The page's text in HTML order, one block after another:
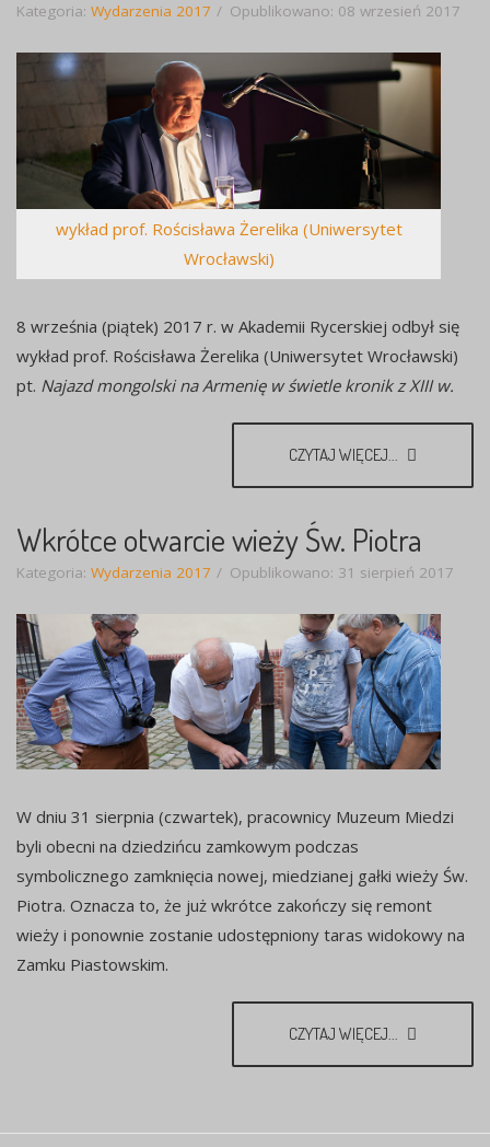
Kategoria: Wydarzenia 2017 Opublikowano: 08 wrzesień 2017
wykład prof. Rościsława Żerelika (Uniwersytet
Wrocławski)
8 września (piątek) 2017 r. w Akademii Rycerskiej odbył się
wykład prof. Rościsława Żerelika (Uniwersytet Wrocławski)
pt. Najazd mongolski na Armenię w świetle kronik z XIII w.
CZYTAJ WIĘCEJ...
Wkrótce otwarcie wieży Św. Piotra
Kategoria: Wydarzenia 2017 Opublikowano: 31 sierpień 2017
W dniu 31 sierpnia (czwartek), pracownicy Muzeum Miedzi
byli obecni na dziedzińcu zamkowym podczas
symbolicznego zamknięcia nowej, miedzianej gałki wieży Św.
Piotra. Oznacza to, że już wkrótce zakończy się remont
wieży i ponownie zostanie udostępniony taras widokowy na
Zamku Piastowskim.
CZYTAJ WIĘCEJ...